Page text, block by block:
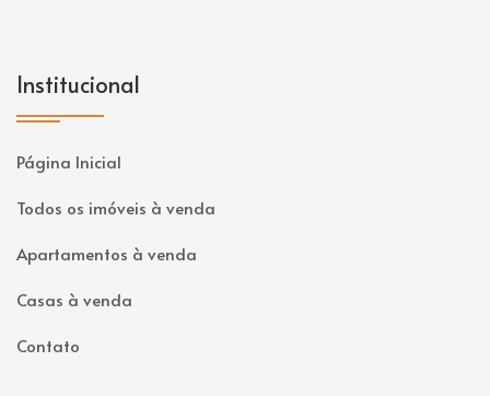
Institucional
Página Inicial
Todos os imóveis à venda
Apartamentos à venda
Casas à venda
Contato